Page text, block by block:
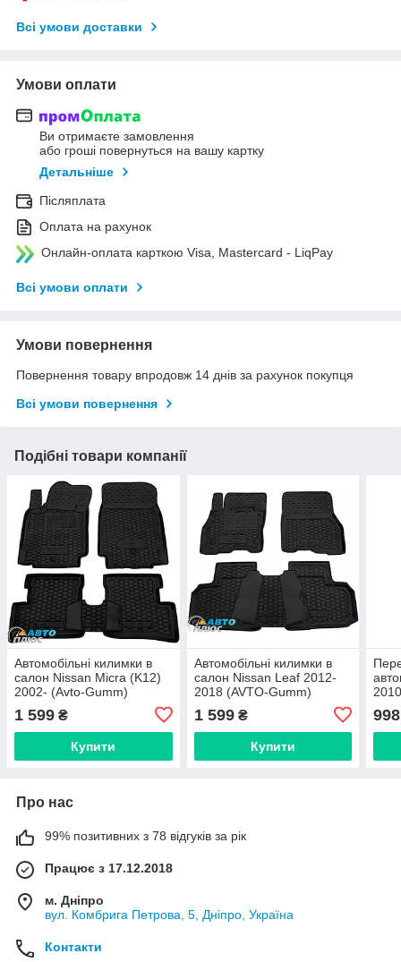
Всі умови доставки
Умови оплати
Ви отримаєте замовлення
або гроші повернуться на вашу картку
Детальніше
Післяплата
Оплата на рахунок
Онлайн-оплата карткою Visa, Mastercard - LiqPay
Всі умови оплати
Умови повернення
Повернення товару впродовж 14 днів за рахунок покупця
Всі умови повернення
Подібні товари компанії
Автомобільні килимки в
салон Nissan Micra (K12)
2002- (Avto-Gumm)
1 599 ₴
Купити
Автомобільні килимки в
салон Nissan Leaf 2012-
2018 (AVTO-Gumm)
1 599₴
Купити
998
Про нас
99% позитивних з 78 відгуків за рік
Працює з 17.12.2018
м. Дніпро
вул. Комбрига Петрова, 5, Дніпро, Україна
Контакти